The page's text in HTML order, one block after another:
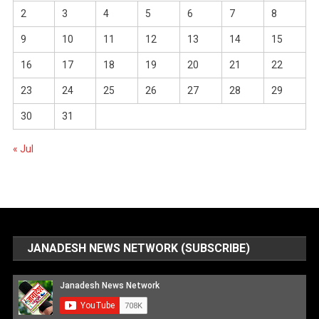
2 3 4 5 6 7 8
9 10 11 12 13 14 15
16 17 18 19 20 21 22
23 24 25 26 27 28 29
30 31
« Jul
JANADESH NEWS NETWORK (SUBSCRIBE)